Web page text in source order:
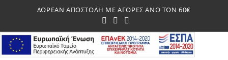
ΔΩΡΕΑΝ ΑΠΟΣΤΟΛΗ ΜΕ ΑΓΟΡΕΣ ΑΝΩ ΤΩΝ 60€